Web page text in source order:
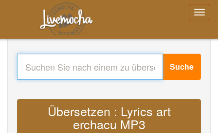
Suche
Übersetzen : Lyrics art
erchacu MP3